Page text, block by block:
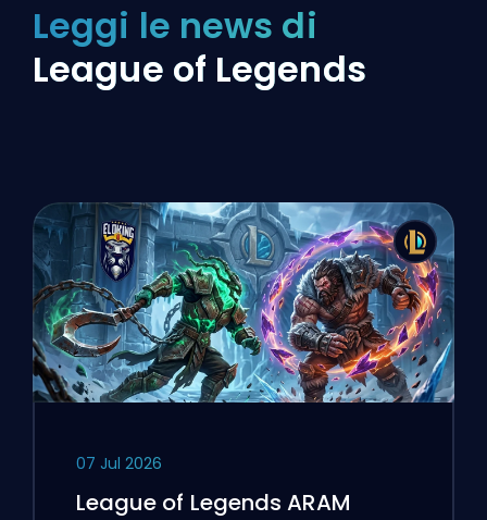
Leggi le news di
League of Legends
07 Jul 2026
League of Legends ARAM